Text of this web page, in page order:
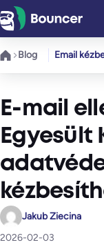
Ugrás
a
tartalomhoz
Blog Email
E-mail
Egyesült
Jakub Ziecina
2026-02-03